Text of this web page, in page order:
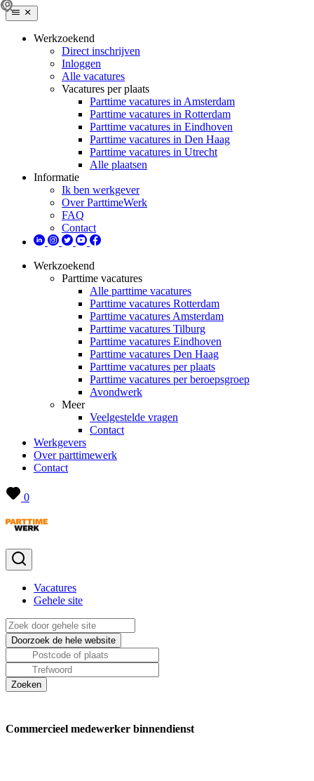
Werkzoekend
Direct inschrijven
Inloggen
Alle vacatures
Vacatures per plaats
Parttime vacatures in Amsterdam
Parttime vacatures in Rotterdam
Parttime vacatures in Eindhoven
Parttime vacatures in Den Haag
Parttime vacatures in Utrecht
Alle plaatsen
Informatie
Ik ben werkgever
Over ParttimeWerk
FAQ
Contact
Werkzoekend
Parttime vacatures
Alle parttime vacatures
Parttime vacatures Rotterdam
Parttime vacatures Amsterdam
Parttime vacatures Tilburg
Parttime vacatures Eindhoven
Parttime vacatures Den Haag
Parttime vacatures per plaats
Parttime vacatures per beroepsgroep
Avondwerk
Meer
Veelgestelde vragen
Contact
Werkgevers
Over parttimewerk
Contact
0
Vacatures
Gehele site
Commercieel medewerker binnendienst